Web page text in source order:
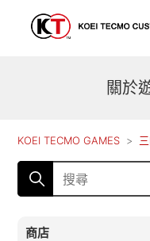
關於
KOEI TECMO GAMES
商店